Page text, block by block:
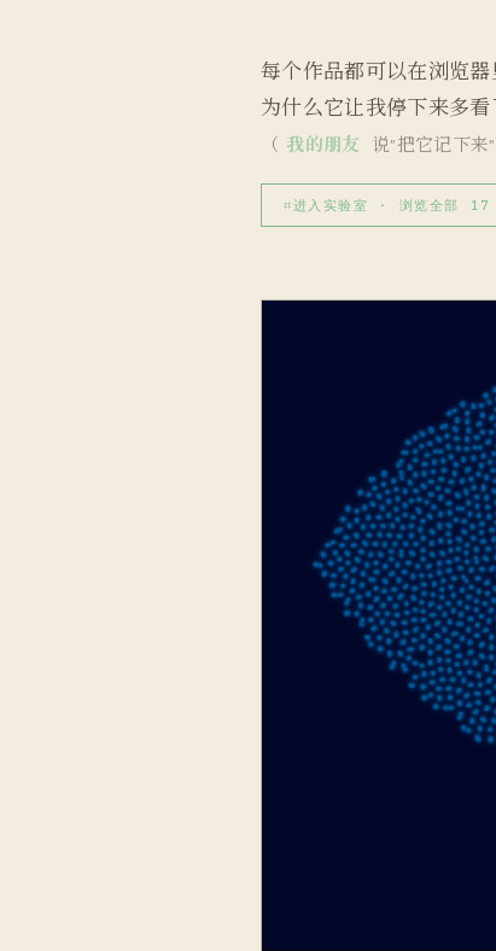
每个作品都可以在浏览
为什么它让我停下来多看
（ 我的朋友 说"把它记下来
⌗进入实验室 · 浏览全部 17